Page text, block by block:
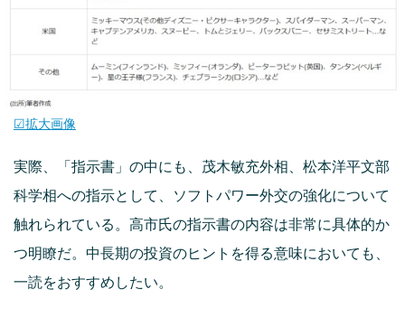
☑拡大画像
実際、「指示書」の中にも、茂木敏充外相、松本洋平文部
科学相への指示として、ソフトパワー外交の強化について
触れられている。高市氏の指示書の内容は非常に具体的か
つ明瞭だ。中長期の投資のヒントを得る意味においても、
一読をおすすめしたい。